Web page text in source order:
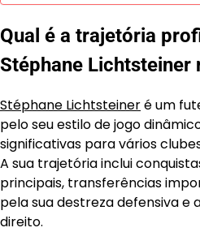
Qual é a trajetória
Stéphane Lichtsteiner
Stéphane Lichtsteineré um
pelo seu estilo de jogo
significativas para vários
A sua trajetória inclui
principais, transferências
pela sua destreza defensiva e
direito.